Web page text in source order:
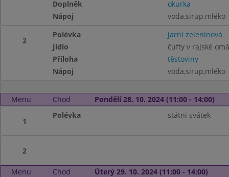
Doplněk
okurka
Nápoj
voda,sirup,mléko
2
Polévka
jarní zeleninová
Jídlo
čufty v rajské
Příloha
těstoviny
Nápoj
voda,sirup,mléko
Menu Chod Pondělí 28. 10. 2024 (11:00 - 14:00)
1
Polévka státni svátek
2
Menu Chod Úterý 29. 10. 2024 (11:00 - 14:00)